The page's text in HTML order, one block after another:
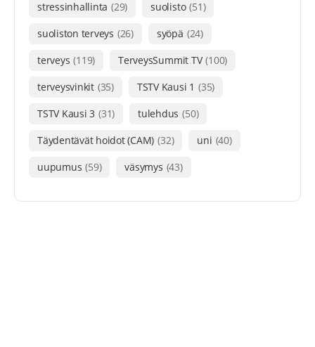
stressinhallinta (29) suolisto (51)
suoliston terveys (26) syöpä (24)
terveys (119) TerveysSummit TV (100)
terveysvinkit (35) TSTV Kausi 1 (35)
TSTV Kausi 3 (31) tulehdus (50)
Täydentävät hoidot (CAM) (32) uni (40)
uupumus (59) väsymys (43)